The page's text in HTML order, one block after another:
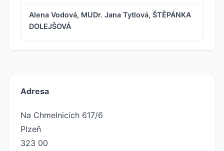
Alena Vodová, MUDr. Jana Tytlová, ŠTĚPÁNKA
DOLEJŠOVÁ
Adresa
Na Chmelnicích 617/6
Plzeň
323 00